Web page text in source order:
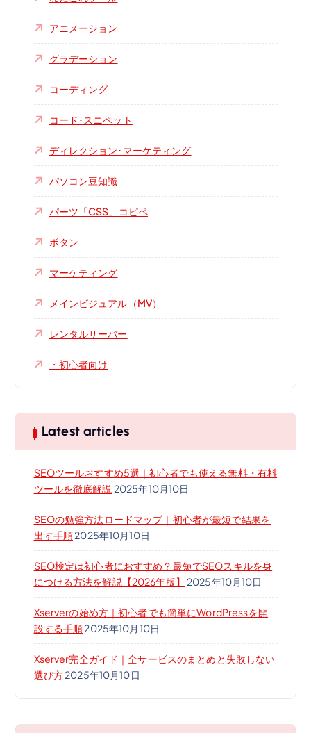
アニメーション
グラデーション
コーディング
コード･スニペット
ディレクション･マーケティング
パソコン豆知識
パーツ「CSS」コピペ
ボタン
マーケティング
メインビジュアル（MV）
レンタルサーバー
・初心者向け
Latest articles
SEOツールおすすめ5選｜初心者でも使える無料・有料
ツールを徹底解説 2025年10月10日
SEOの勉強方法ロードマップ｜初心者が最短で結果を
出す手順2025年10月10日
SEO検定は初心者におすすめ？最短でSEOスキルを身
につける方法を解説【2026年版】
2025年10月10日
Xserverの始め方｜初心者でも簡単にWordPressを開
設する手順2025年10月10日
Xserver完全ガイド｜全サービスのまとめと失敗しない
選び方2025年10月10日